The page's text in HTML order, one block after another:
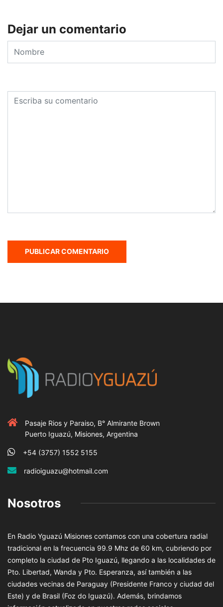
Dejar un comentario
Pasaje Rios y Paraiso, B° Almirante Brown
Puerto Iguazú, Misiones, Argentina
+54 (3757) 1552 5155
radioiguazu@hotmail.com
Nosotros
En Radio Yguazú Misiones contamos con una cobertura radial
tradicional en la frecuencia 99.9 Mhz de 60 km, cubriendo por
completo la ciudad de Pto Iguazú, llegando a las localidades de
Pto. Libertad, Wanda y Pto. Esperanza, así también a las
ciudades vecinas de Paraguay (Presidente Franco y ciudad del
Este) y de Brasil (Foz do Iguazú). Además, brindamos